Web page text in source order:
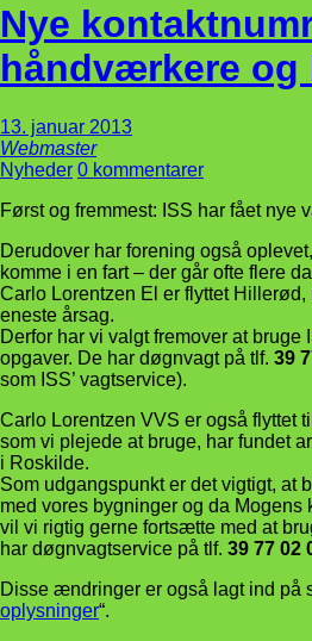
Nye
håndværkere og
13. januar 2013
Webmaster
Nyheder 0 kommentarer
Først og fremmest: ISS har fået nye
Derudover har forening også
komme i en fart – der går ofte flere
Carlo Lorentzen El er flyttet Hillerød,
eneste årsag.
Derfor har vi valgt fremover at bruge
opgaver. De har døgnvagt på tlf. 39
som ISS’ vagtservice).
Carlo Lorentzen VVS er også flyttet
som vi plejede at bruge, har fundet
i Roskilde.
Som udgangspunkt er det vigtigt, at
med vores bygninger og da Mogens
vil vi rigtig gerne fortsætte med at
har døgnvagtservice på tlf. 39 77 02
Disse ændringer er også lagt ind på
oplysninger“.